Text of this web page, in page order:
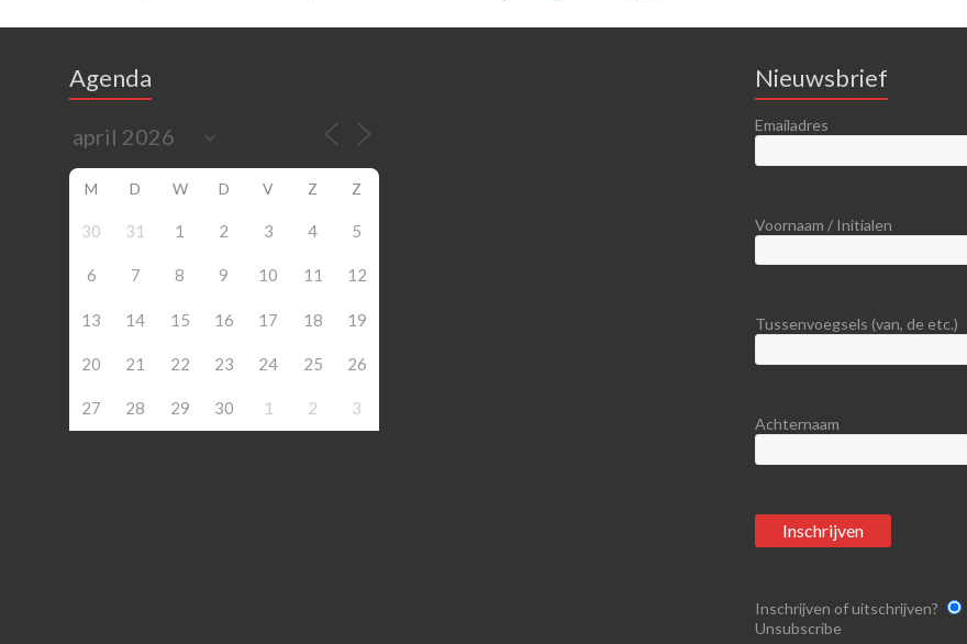
Agenda
M D W D V Z Z
30 31 1 2 3 4 5
6 7 8 9 10 11 12
13 14 15 16 17 18 19
20 21 22 23 24 25 26
27 28 29 30 1 2 3
Nieuwsbrief
Emailadres
Voornaam / Initialen
Tussenvoegsels (van, de etc.)
Achternaam
Inschrijven of uitschrijven?
Unsubscribe